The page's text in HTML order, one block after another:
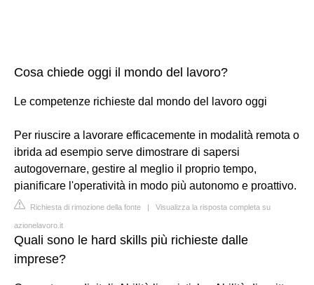
Cosa chiede oggi il mondo del lavoro?
Le competenze richieste dal mondo del lavoro oggi
Per riuscire a lavorare efficacemente in modalità remota o
ibrida ad esempio serve dimostrare di sapersi
autogovernare, gestire al meglio il proprio tempo,
pianificare l'operatività in modo più autonomo e proattivo.
Richiesta di rimozione della fonte | Visualizza la risposta completa su
azionelavoro.it
Quali sono le hard skills più richieste dalle
imprese?